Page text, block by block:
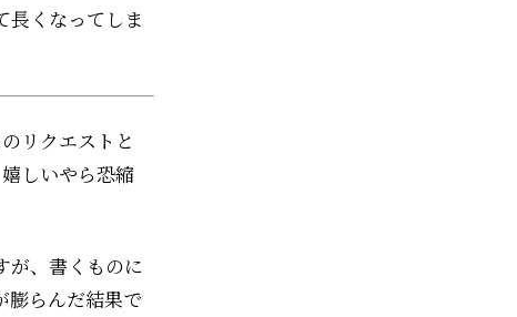
長くなってしま
リクエストと
しいやら恐縮
が、書くものに
膨らんだ結果で